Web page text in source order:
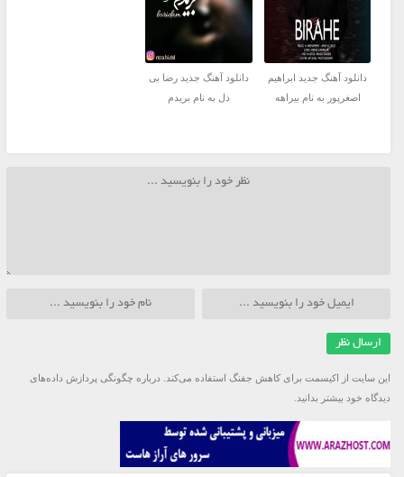
دانلود آهنگ جدید ابراهیم
اصغرپور به نام بیراهه
دانلود آهنگ جدید رضا بی
دل به نام بریدم
این سایت از اکیسمت برای کاهش جفنگ استفاده می‌کند. درباره چگونگی پردازش داده‌های
دیدگاه خود بیشتر بدانید.